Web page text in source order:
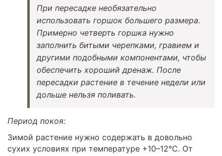
При пересадке необязательно
использовать горшок большего размера.
Примерно четверть горшка нужно
заполнить битыми черепками, гравием и
другими подобными компонентами, чтобы
обеспечить хороший дренаж. После
пересадки растение в течение недели или
дольше нельзя поливать.
Период покоя:
Зимой растение нужно содержать в довольно
сухих условиях при температуре +10–12°C. От